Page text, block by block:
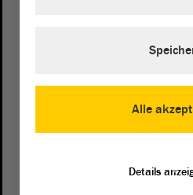
Alle
Details